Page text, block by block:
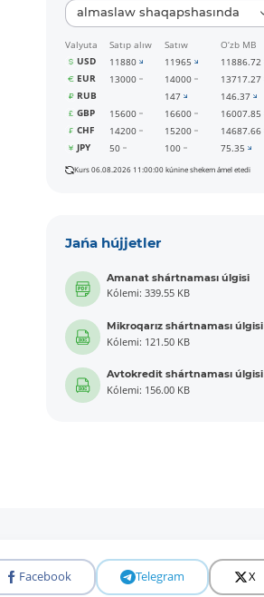
almaslaw shaqapshasında
Valyuta Satıp alıw Satıw
O‘zb MB
USD
11880 11965
11886.72
EUR
13000 14000
13717.27
RUB
147
146.37
GBP
15600 16600
16007.85
CHF
14200 15200
14687.66
JPY
50 100 75.35
Kurs 06.08.2026 11:00:00 kúnine shekem ámel etedi
Jańa hújjetler
Amanat shártnaması úlgisi
Kólemi: 339.55 KB
Mikroqarız shártnaması úlgisi
Kólemi: 121.50 KB
Avtokredit shártnaması úlgisi
Kólemi: 156.00 KB
Facebook Telegram X